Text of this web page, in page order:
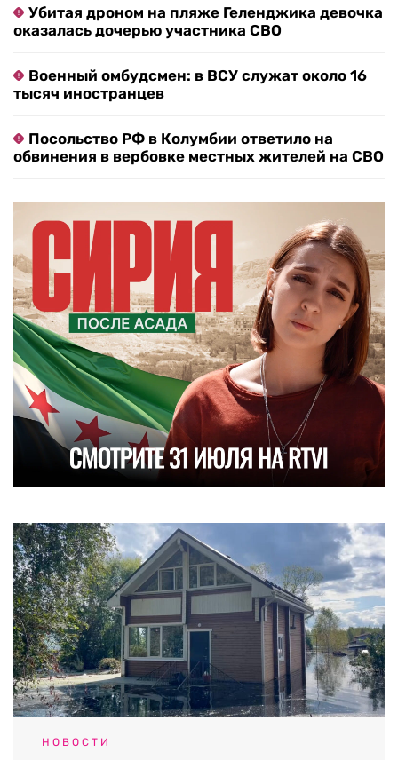
Убитая дроном на пляже Геленджика девочка
оказалась дочерью участника СВО
Военный омбудсмен: в ВСУ служат около 16
тысяч иностранцев
Посольство РФ в Колумбии ответило на
обвинения в вербовке местных жителей на СВО
НОВОСТИ